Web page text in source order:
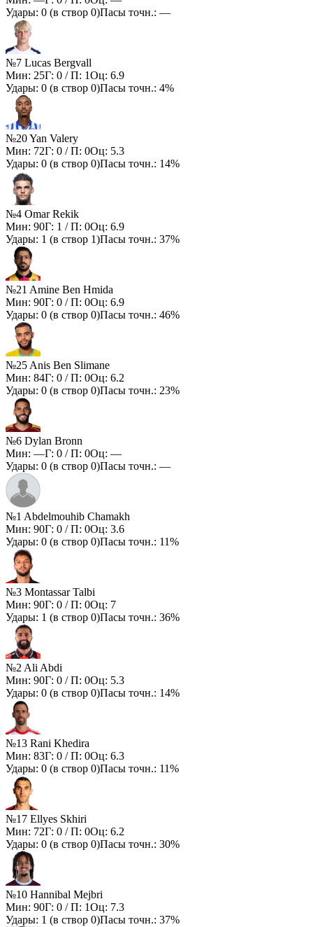
Удары: 0 (в створ 0)Пасы точн.: —
№7 Lucas Bergvall
Мин: 25Г: 0 / П: 1Оц: 6.9
Удары: 0 (в створ 0)Пасы точн.: 4%
№20 Yan Valery
Мин: 72Г: 0 / П: 0Оц: 5.3
Удары: 0 (в створ 0)Пасы точн.: 14%
№4 Omar Rekik
Мин: 90Г: 1 / П: 0Оц: 6.9
Удары: 1 (в створ 1)Пасы точн.: 37%
№21 Amine Ben Hmida
Мин: 90Г: 0 / П: 0Оц: 6.9
Удары: 0 (в створ 0)Пасы точн.: 46%
№25 Anis Ben Slimane
Мин: 84Г: 0 / П: 0Оц: 6.2
Удары: 0 (в створ 0)Пасы точн.: 23%
№6 Dylan Bronn
Мин: —Г: 0 / П: 0Оц: —
Удары: 0 (в створ 0)Пасы точн.: —
№1 Abdelmouhib Chamakh
Мин: 90Г: 0 / П: 0Оц: 3.6
Удары: 0 (в створ 0)Пасы точн.: 11%
№3 Montassar Talbi
Мин: 90Г: 0 / П: 0Оц: 7
Удары: 1 (в створ 0)Пасы точн.: 36%
№2 Ali Abdi
Мин: 90Г: 0 / П: 0Оц: 5.3
Удары: 0 (в створ 0)Пасы точн.: 14%
№13 Rani Khedira
Мин: 83Г: 0 / П: 0Оц: 6.3
Удары: 0 (в створ 0)Пасы точн.: 11%
№17 Ellyes Skhiri
Мин: 72Г: 0 / П: 0Оц: 6.2
Удары: 0 (в створ 0)Пасы точн.: 30%
№10 Hannibal Mejbri
Мин: 90Г: 0 / П: 1Оц: 7.3
Удары: 1 (в створ 0)Пасы точн.: 37%